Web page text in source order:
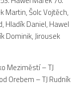
Martin, Šolc Vojtěch,
Hladík Daniel, Hawel
Dominik, Jirousek
Meziměstí – TJ
Orebem – TJ Rudník